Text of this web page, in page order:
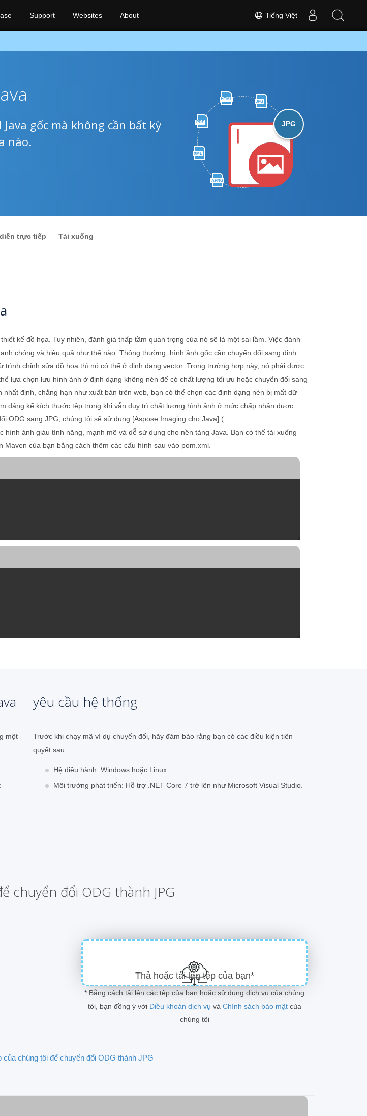
Tiếng Việt
Support Websites About
HTML
JPG
PDF
XML
APNG
JPG
gốc mà không cần bất kỳ
nào.
trực tiếp Tải xuống
kế đồ họa. Tuy nhiên, đánh giá thấp tầm quan trọng của nó sẽ là một sai lầm. Việc đánh
chóng và hiệu quả như thế nào. Thông thường, hình ảnh gốc cần chuyển đổi sang định
chỉnh sửa đồ họa thì nó có thể ở định dạng vector. Trong trường hợp này, nó phải được
lựa chọn lưu hình ảnh ở định dạng không nén để có chất lượng tối ưu hoặc chuyển đổi sang
định, chẳng hạn như xuất bản trên web, bạn có thể chọn các định dạng nén bị mất dữ
đáng kể kích thước tệp trong khi vẫn duy trì chất lượng hình ảnh ở mức chấp nhận được.
ODG sang JPG, chúng tôi sẽ sử dụng [Aspose.Imaging cho Java] (
hình ảnh giàu tính năng, mạnh mẽ và dễ sử dụng cho nền tảng Java. Bạn có thể tải xuống
của bạn bằng cách thêm các cấu hình sau vào pom.xml.
một
yêu cầu hệ thống
Trước khi chạy mã ví dụ chuyển đổi, hãy đảm bảo rằng bạn có các điều kiện tiên
quyết sau.
Hệ điều hành: Windows hoặc Linux.
Môi trường phát triển: Hỗ trợ .NET Core 7 trở lên như Microsoft Visual Studio.
chuyển đổi ODG thành JPG
Thả hoặc tải lên tệp của bạn*
* Bằng cách tải lên các tệp của bạn hoặc sử dụng dịch vụ của chúng
tôi, bạn đồng ý với Điều khoản dịch vụ và Chính sách bảo mậtcủa
chúng tôi
của chúng tôi để chuyển đổi ODG thành JPG